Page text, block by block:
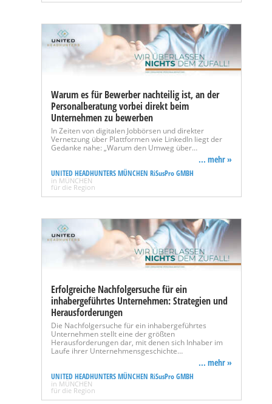
Warum es für Bewerber nachteilig ist, an der
Personalberatung vorbei direkt beim
Unternehmen zu bewerben
In Zeiten von digitalen Jobbörsen und direkter
Vernetzung über Plattformen wie LinkedIn liegt der
Gedanke nahe: „Warum den Umweg über…
... mehr »
UNITED HEADHUNTERS MÜNCHEN RiSusPro GMBH
in MÜNCHEN
für die Region
Erfolgreiche Nachfolgersuche für ein
inhabergeführtes Unternehmen: Strategien und
Herausforderungen
Die Nachfolgersuche für ein inhabergeführtes
Unternehmen stellt eine der größten
Herausforderungen dar, mit denen sich Inhaber im
Laufe ihrer Unternehmensgeschichte…
... mehr »
UNITED HEADHUNTERS MÜNCHEN RiSusPro GMBH
in MÜNCHEN
für die Region